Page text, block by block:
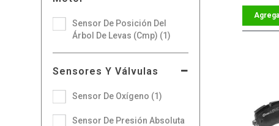
Sensor De Posición Del
Árbol De Levas (Cmp) (1)
Sensores Y Válvulas
Sensor De Oxígeno (1)
Sensor De Presión Absoluta